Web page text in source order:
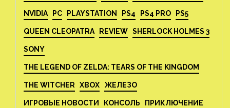
NVIDIA PC PLAYSTATION PS4 PS4 PRO PS5
QUEEN CLEOPATRA REVIEW SHERLOCK HOLMES 3
SONY
THE LEGEND OF ZELDA: TEARS OF THE KINGDOM
THE WITCHER XBOX ЖЕЛЕЗО
ИГРОВЫЕ НОВОСТИ КОНСОЛЬ ПРИКЛЮЧЕНИЕ